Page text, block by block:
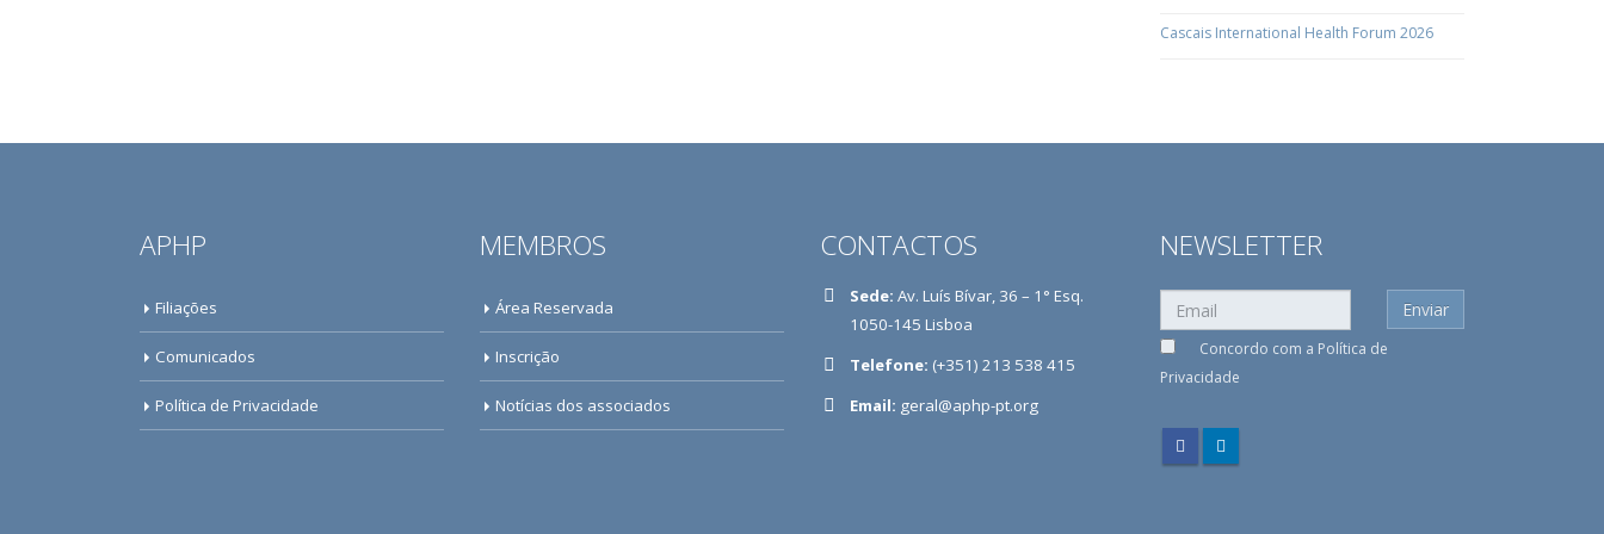
Cascais International Health Forum 2026
APHP
Filiações
Comunicados
Política de Privacidade
MEMBROS
Área Reservada
Inscrição
Notícias dos associados
CONTACTOS
Sede: Av. Luís Bívar, 36 – 1° Esq.
1050-145 Lisboa
Telefone: (+351) 213 538 415
Email: geral@aphp-pt.org
NEWSLETTER
Concordo com a Política de
Privacidade